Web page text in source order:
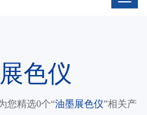
色仪
您精选0个“油墨展色仪”相关产